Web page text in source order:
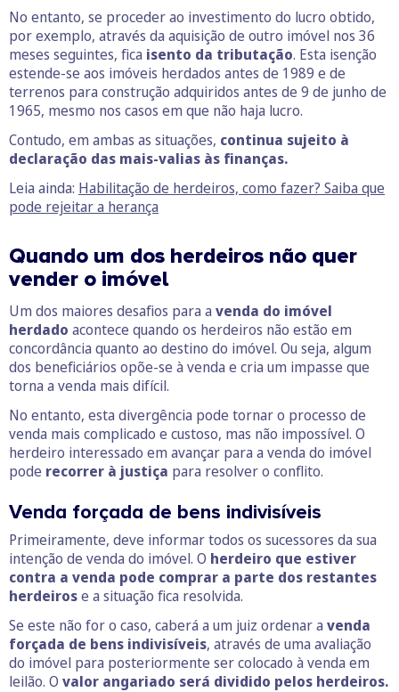
No entanto, se proceder ao investimento do lucro obtido,
por exemplo, através da aquisição de outro imóvel nos 36
meses seguintes, fica isento da tributação. Esta isenção
estende-se aos imóveis herdados antes de 1989 e de
terrenos para construção adquiridos antes de 9 de junho de
1965, mesmo nos casos em que não haja lucro.
Contudo, em ambas as situações, continua sujeito à
declaração das mais-valias às finanças.
Leia ainda: Habilitação de herdeiros, como fazer? Saiba que
pode rejeitar a herança
Quando um dos herdeiros não quer
vender o imóvel
Um dos maiores desafios para a venda do imóvel
herdado acontece quando os herdeiros não estão em
concordância quanto ao destino do imóvel. Ou seja, algum
dos beneficiários opõe-se à venda e cria um impasse que
torna a venda mais difícil.
No entanto, esta divergência pode tornar o processo de
venda mais complicado e custoso, mas não impossível. O
herdeiro interessado em avançar para a venda do imóvel
pode recorrer à justiça para resolver o conflito.
Venda forçada de bens indivisíveis
Primeiramente, deve informar todos os sucessores da sua
intenção de venda do imóvel. O herdeiro que estiver
contra a venda pode comprar a parte dos restantes
herdeirose a situação fica resolvida.
Se este não for o caso, caberá a um juiz ordenar a venda
forçada de bens indivisíveis, através de uma avaliação
do imóvel para posteriormente ser colocado à venda em
leilão. O valor angariado será dividido pelos herdeiros.